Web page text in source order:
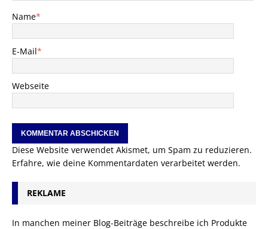
Name*
E-Mail*
Webseite
Diese Website verwendet Akismet, um Spam zu reduzieren.
Erfahre, wie deine Kommentardaten verarbeitet werden.
REKLAME
In manchen meiner Blog-Beiträge beschreibe ich Produkte